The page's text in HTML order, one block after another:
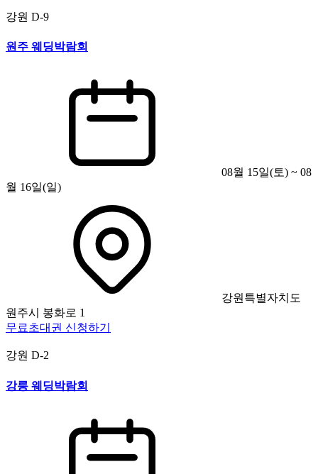
강원 D-9
원주 웨딩박람회
08월 15일(토) ~ 08
월 16일(일)
강원특별자치도
원주시 봉화로 1
무료초대권 신청하기
강원 D-2
강릉 웨딩박람회